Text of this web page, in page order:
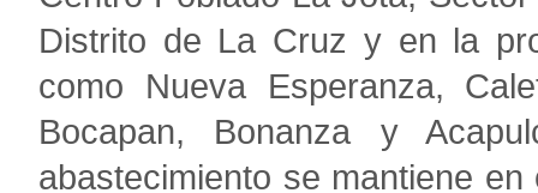
Distrito de La Cruz y en la
como Nueva Esperanza,
Bocapan, Bonanza y
abastecimiento se mantiene